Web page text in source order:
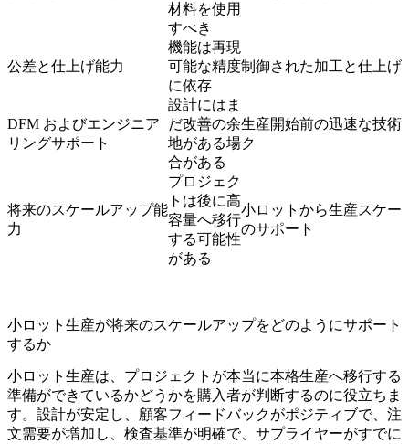
材料を使用
すべき
公差と仕上げ能力
機能は再現
可能な精度
に依存
制御された加工と仕上げ
DFM およびエンジニア
リングサポート
設計にはま
だ改善の余
地がある場
合がある
生産開始前の迅速な技術
ク
将来のスケールアップ能
力
プロジェク
トは後に高
容量へ移行
する可能性
がある
小ロットから生産スケー
のサポート
小ロット生産が将来のスケールアップをどのようにサポート
するか
小ロット生産は、プロジェクトが本当に本格生産へ移行する
準備ができているかどうかを購入者が判断するのに役立ちま
す。設計が安定し、顧客フィードバックがポジティブで、注
文需要が増加し、検査基準が明確で、サプライヤーがすでに